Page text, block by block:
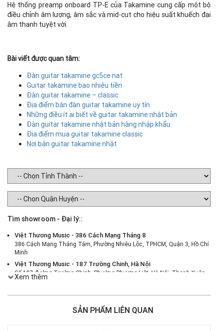
Hệ thống preamp onboard TP-E của Takamine cung cấp một bộ
điều chỉnh âm lượng, âm sắc và mid-cut cho hiệu suất khuếch đại
âm thanh tuyệt vời.
Bài viết được quan tâm:
Đàn guitar takamine gc5ce nat
Guitar takamine bao nhiêu tiền
Đàn guitar takamine – classic
Địa điểm bán đàn guitar takamine uy tín
Những điều ít ai biết về guitar takamine nhật bản
Đàn guitar takamine nhật bản hàng nhập khẩu
Địa điểm mua guitar takamine classic
Nơi bán guitar takamine nhật
Tìm showroom - Đại lý::
Việt Thương Music - 386 Cách Mạng Tháng 8
386 Cách Mạng Tháng Tám, Phường Nhiêu Lộc, TPHCM, Quận 3, Hồ Chí
Minh
Việt Thương Music - 187 Trường Chinh, Hà Nội
Số 187 đường Trường Chinh, Phường Phương Liệt, Hà Nội, Thanh Xuân ,
Hà Nội
Việt Thương Music - 46 Hào Nam
Việt Thương Music - Crescent Mall
Xem thêm
SẢN PHẨM LIÊN QUAN